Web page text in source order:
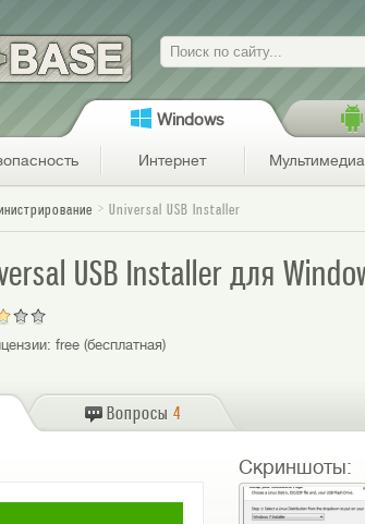
Поиск
Windows
Интернет Мультимедиа
Universal USB Installer
USB Installer для
free (бесплатная)
Вопросы 4
Скриншоты: